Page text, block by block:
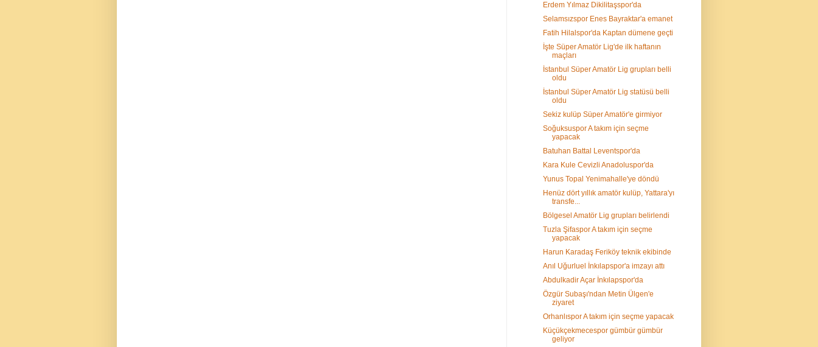
Erdem Yılmaz Dikilitaşspor'da
Selamsızspor Enes Bayraktar'a emanet
Fatih Hilalspor'da Kaptan dümene geçti
İşte Süper Amatör Lig'de ilk haftanın
maçları
İstanbul Süper Amatör Lig grupları belli
oldu
İstanbul Süper Amatör Lig statüsü belli
oldu
Sekiz kulüp Süper Amatör'e girmiyor
Soğuksuspor A takım için seçme
yapacak
Batuhan Battal Leventspor'da
Kara Kule Cevizli Anadoluspor'da
Yunus Topal Yenimahalle'ye döndü
Henüz dört yıllık amatör kulüp, Yattara'yı
transfe...
Bölgesel Amatör Lig grupları belirlendi
Tuzla Şifaspor A takım için seçme
yapacak
Harun Karadaş Feriköy teknik ekibinde
Anıl Uğurluel İnkılapspor'a imzayı attı
Abdulkadir Açar İnkılapspor'da
Özgür Subaşı'ndan Metin Ülgen'e
ziyaret
Orhanlıspor A takım için seçme yapacak
Küçükçekmecespor gümbür gümbür
geliyor